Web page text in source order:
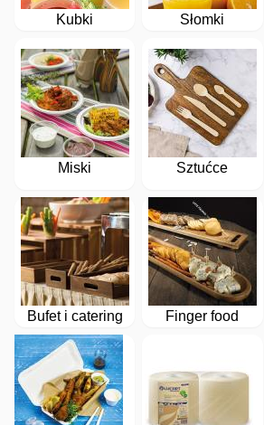
Kubki Słomki
Miski Sztućce
Bufet i catering Finger food